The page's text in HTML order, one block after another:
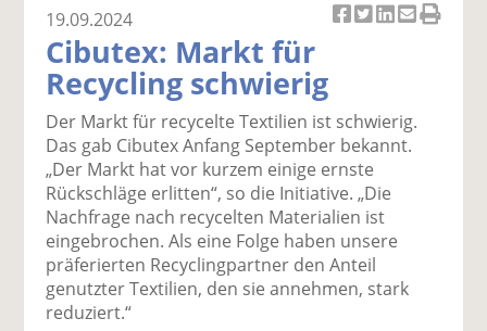
a
uf
F
ac
e
b
o
o
el
t
wi
tt
er
n
el
a
uf
Li
n
k
e
di
n
el
p
er
v
er
19.09.2024
Cibutex: Markt für
Recycling schwierig
Der Markt für recycelte Textilien ist schwierig.
Das gab Cibutex Anfang September bekannt.
„Der Markt hat vor kurzem einige ernste
Rückschläge erlitten“, so die Initiative. „Die
Nachfrage nach recycelten Materialien ist
eingebrochen. Als eine Folge haben unsere
präferierten Recyclingpartner den Anteil
genutzter Textilien, den sie annehmen, stark
reduziert.“